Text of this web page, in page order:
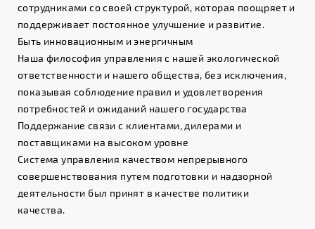
сотрудниками со своей структурой, которая поощряет и
поддерживает постоянное улучшение и развитие.
Быть инновационным и энергичным
Наша философия управления с нашей экологической
ответственности и нашего общества, без исключения,
показывая соблюдение правил и удовлетворения
потребностей и ожиданий нашего государства
Поддержание связи с клиентами, дилерами и
поставщиками на высоком уровне
Система управления качеством непрерывного
совершенствования путем подготовки и надзорной
деятельности был принят в качестве политики
качества.